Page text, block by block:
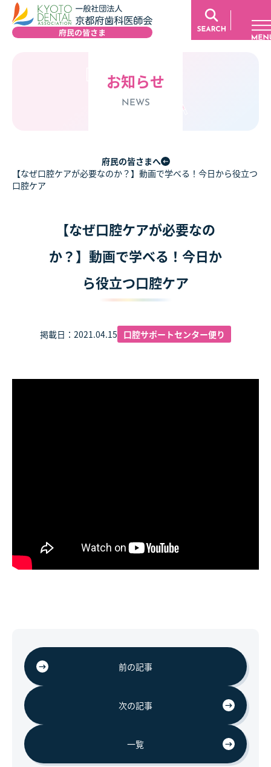
お知らせ
NEWS
府民の皆さまへ
【なぜ口腔ケアが必要なのか？】動画で学べる！今日から役立つ
口腔ケア
【なぜ口腔ケアが必要なの
か？】動画で学べる！今日か
ら役立つ口腔ケア
掲載日：2021.04.15 口腔サポートセンター便り
前の記事
次の記事
一覧